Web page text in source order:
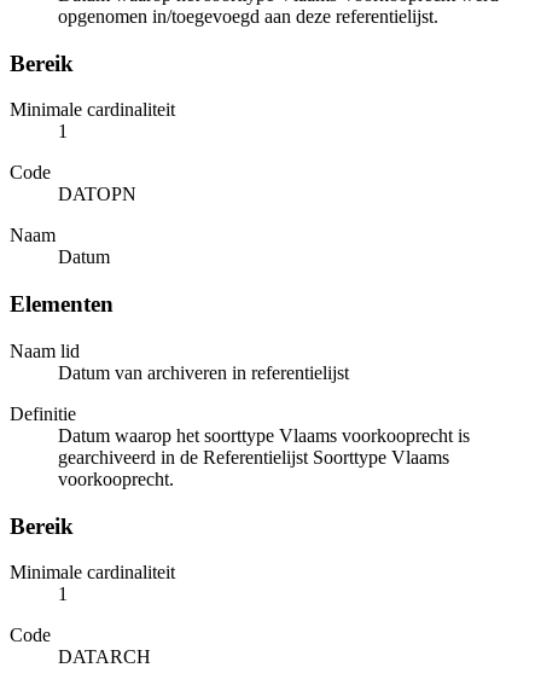
opgenomen in/toegevoegd aan deze referentielijst.
Bereik
Minimale cardinaliteit
1
Code
DATOPN
Naam
Datum
Elementen
Naam lid
Datum van archiveren in referentielijst
Definitie
Datum waarop het soorttype Vlaams voorkooprecht is
gearchiveerd in de Referentielijst Soorttype Vlaams
voorkooprecht.
Bereik
Minimale cardinaliteit
1
Code
DATARCH